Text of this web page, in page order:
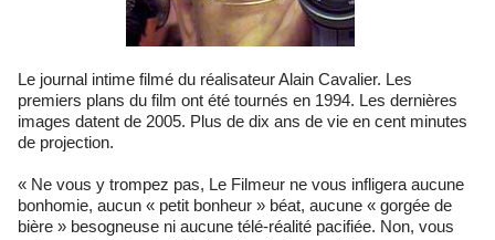
Le journal intime filmé du réalisateur Alain Cavalier. Les
premiers plans du film ont été tournés en 1994. Les dernières
images datent de 2005. Plus de dix ans de vie en cent minutes
de projection.
« Ne vous y trompez pas, Le Filmeur ne vous infligera aucune
bonhomie, aucun « petit bonheur » béat, aucune « gorgée de
bière » besogneuse ni aucune télé-réalité pacifiée. Non, vous